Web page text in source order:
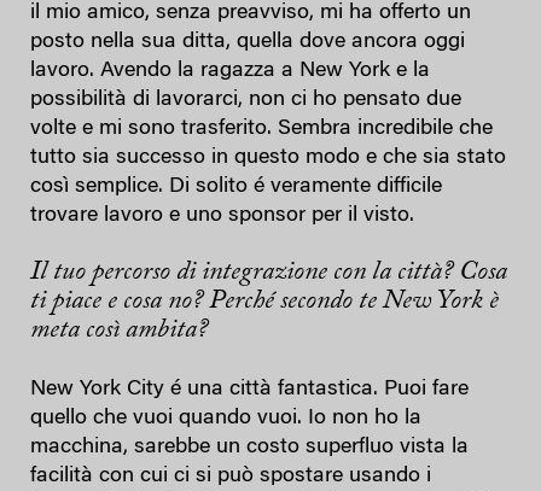
il mio amico, senza preavviso, mi ha offerto un
posto nella sua ditta, quella dove ancora oggi
lavoro. Avendo la ragazza a New York e la
possibilità di lavorarci, non ci ho pensato due
volte e mi sono trasferito. Sembra incredibile che
tutto sia successo in questo modo e che sia stato
così semplice. Di solito é veramente difficile
trovare lavoro e uno sponsor per il visto.
Il tuo percorso di integrazione con la città? Cosa
ti piace e cosa no? Perché secondo te New York è
meta così ambita?
New York City é una città fantastica. Puoi fare
quello che vuoi quando vuoi. Io non ho la
macchina, sarebbe un costo superfluo vista la
facilità con cui ci si può spostare usando i